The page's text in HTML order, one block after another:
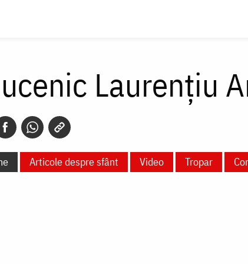
Laurențiu
Articole despre sfânt Video Tropar